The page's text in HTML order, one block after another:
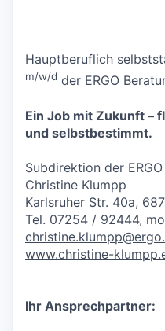
Hauptberuflich
m/w/d der ERGO
Ein Job mit Zukunft –
und selbstbestimmt.
Subdirektion der
Christine Klumpp
Karlsruher Str. 40a,
Tel. 07254 / 92444,
www.christine-
Ihr Ansprechpartner: